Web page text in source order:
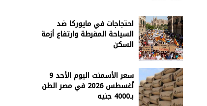
احتجاجات في مايوركا ضد
السياحة المفرطة وارتفاع أزمة
السكن
سعر الأسمنت اليوم الأحد 9
أغسطس 2026 في مصر الطن
بـ4000 جنيه